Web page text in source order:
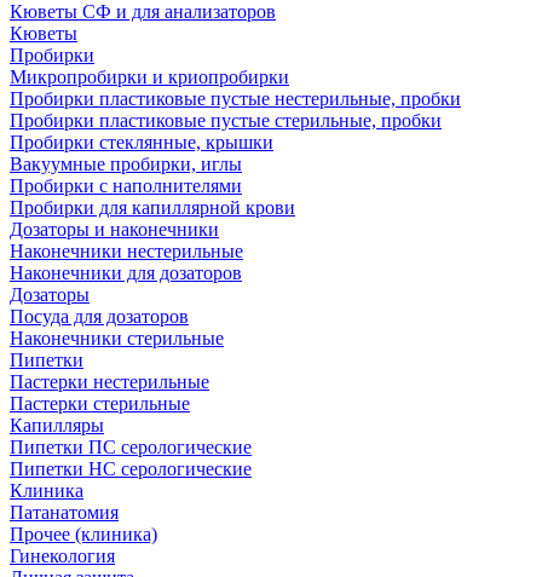
Кюветы СФ и для анализаторов
Кюветы
Пробирки
Микропробирки и криопробирки
Пробирки пластиковые пустые нестерильные, пробки
Пробирки пластиковые пустые стерильные, пробки
Пробирки стеклянные, крышки
Вакуумные пробирки, иглы
Пробирки с наполнителями
Пробирки для капиллярной крови
Дозаторы и наконечники
Наконечники нестерильные
Наконечники для дозаторов
Дозаторы
Посуда для дозаторов
Наконечники стерильные
Пипетки
Пастерки нестерильные
Пастерки стерильные
Капилляры
Пипетки ПС серологические
Пипетки НС серологические
Клиника
Патанатомия
Прочее (клиника)
Гинекология